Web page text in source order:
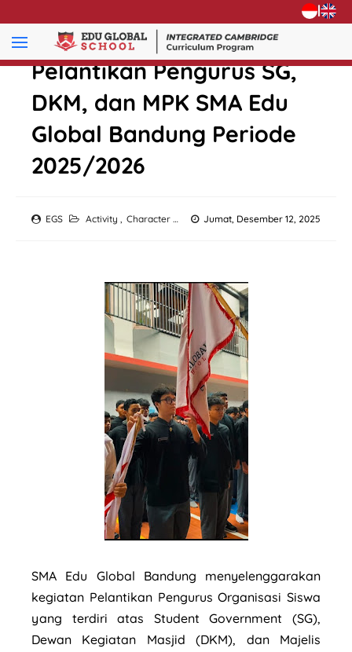
|
Pelantikan Pengurus SG,
DKM, dan MPK SMA Edu
Global Bandung Periode
2025/2026
EGS Jumat, Desember 12, 2025
Activity , Character Development
SMA Edu Global Bandung menyelenggarakan
kegiatan Pelantikan Pengurus Organisasi Siswa
yang terdiri atas Student Government (SG),
Dewan Kegiatan Masjid (DKM), dan Majelis